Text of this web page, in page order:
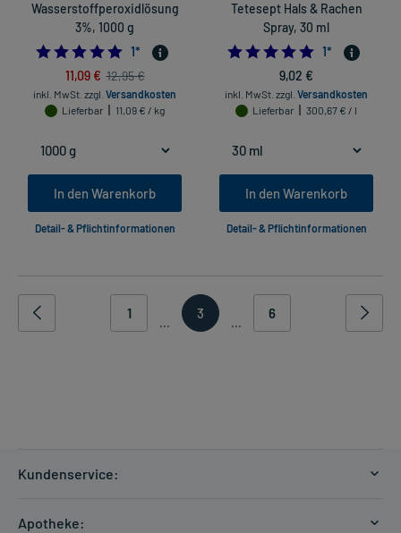
Wasserstoffperoxidlösung
3%, 1000 g
5.0
1*
11,09 € 12,95 €
inkl. MwSt. zzgl. Versandkosten
Lieferbar
11,09 € / kg
In den Warenkorb
Detail- & Pflichtinformationen
Tetesept Hals & Rachen
Spray, 30 ml
5.0
1*
9,02 €
inkl. MwSt. zzgl. Versandkosten
Lieferbar
300,67 € / l
In den Warenkorb
Detail- & Pflichtinformationen
1
...
3
...
6
Kundenservice:
Apotheke: